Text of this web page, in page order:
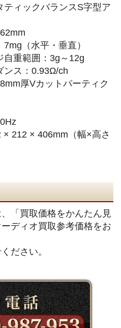
ティックバランスS字型ア
（水平・垂直）
自重範囲：3g～12g
ンス：0.93Ω/ch
厚Vカットパーティク
× 212 × 406mm（幅×高さ
「買取価格をかんたん見
ディオ買取参考価格をお
ださい。